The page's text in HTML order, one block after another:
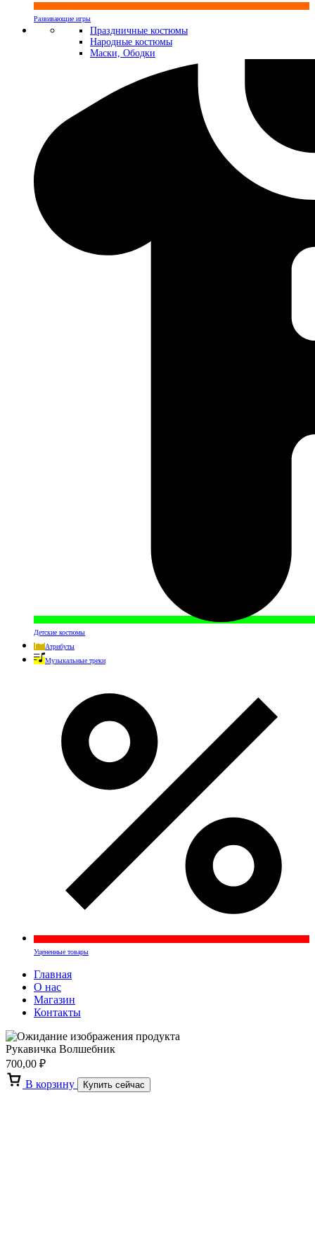
Развивающие игры
Праздничные костюмы
Народные костюмы
Маски, Ободки
Детские костюмы
Атрибуты
Музыкальные треки
Уцененные товары
Главная
О нас
Магазин
Контакты
Рукавичка Волшебник
700,00 ₽
В корзину
Купить сейчас